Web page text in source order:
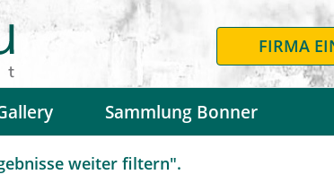
FIRMA
Sammlung Bonner
weiter filtern".